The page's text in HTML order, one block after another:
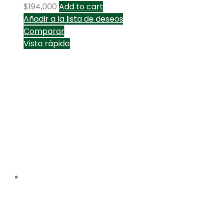
$194,000 Add to cart
Añadir a la lista de deseos
Comparar
Vista rápida